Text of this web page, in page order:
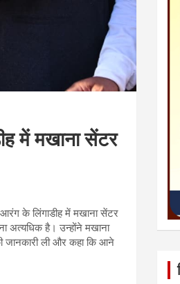
में मखाना सेंटर
आरंग के लिंगाडीह में मखाना सेंटर
अत्यधिक है। उन्होंने मखाना
जानकारी ली और कहा कि आने